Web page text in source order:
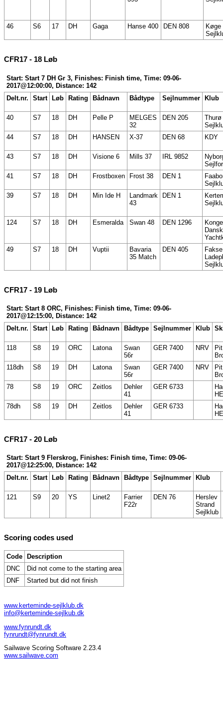
46 S6 17 DH Gaga Hanse 400 DEN 808
Køge
CFR17 - 18 Løb
Start: Start 7 DH Gr 3, Finishes: Finish time, Time: 09-06-
2017@12:00:00, Distance: 142
Delt.nr.
Start Løb Rating Bådnavn Bådtype Sejlnummer Klub
40 S7 18 DH Pelle P
MELGES
32
DEN 205
Thurø
44
S7 18 DH HANSEN X-37 DEN 68 KDY
43 S7 18 DH Visione 6 Mills 37 IRL 9852
41
S7 18 DH Frostboxen Frost 38 DEN 1
39
S7 18 DH Min Ide H
Landmark
43
DEN 1
124 S7 18 DH Esmeralda Swan 48 DEN 1296
Dansk
49
S7 18 DH Vuptii
Bavaria
35 Match
DEN 405
Fakse
CFR17 - 19 Løb
Start: Start 8 ORC, Finishes: Finish time, Time: 09-06-
2017@12:15:00, Distance: 142
Delt.nr.
Start Løb Rating Bådnavn Bådtype Sejlnummer Klub
118 S8 19 ORC Latona
Swan
56r
GER 7400 NRV
118dh
S8 19 DH Latona
Swan
56r
GER 7400 NRV
78
S8 19 ORC Zeitlos
Dehler
41
GER 6733
78dh
S8 19 DH Zeitlos
Dehler
41
GER 6733
CFR17 - 20 Løb
Start: Start 9 Flerskrog, Finishes: Finish time, Time: 09-06-
2017@12:25:00, Distance: 142
Delt.nr.
Start Løb Rating Bådnavn Bådtype Sejlnummer Klub
121 S9 20 YS Linet2
Farrier
F22r
DEN 76
Herslev
Strand
Sejlklub
Scoring codes used
Code
Description
DNC
Did not come to the starting area
DNF
Started but did not finish
www.kerteminde-sejlklub.dk
info@kerteminde-sejlkub.dk
www.fynrundt.dk
fynrundt@fynrundt.dk
Sailwave Scoring Software 2.23.4
www.sailwave.com